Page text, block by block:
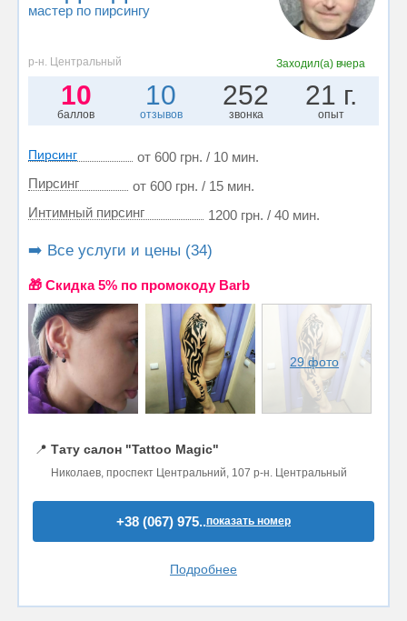
мастер по пирсингу
р-н. Центральный Заходил(а) вчера
10
баллов
10
отзывов
252
звонка
21 г.
опыт
Пирсинг
от 600 грн. / 10 мин.
Пирсинг
от 600 грн. / 15 мин.
Интимный пирсинг
1200 грн. / 40 мин.
➡️ Все услуги и цены (34)
🎁 Cкидка 5% по промокоду Barb
29 фото
📍 Тату салон "Tattoo Magic"
Николаев, проспект Центральний, 107 р-н. Центральный
+38 (067) 975..показать номер
Подробнее